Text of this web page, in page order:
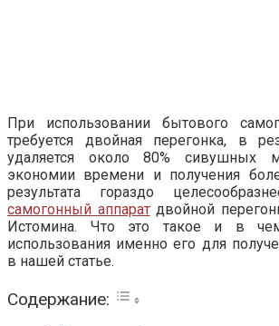
При использовании бытового
требуется двойная перегонка, в
удаляется около 80% сивушных
экономии времени и получения
результата гораздо
самогонный аппаратдвойной
Истомина. Что это такое и в
использования именно его для
в нашей статье.
Содержание: